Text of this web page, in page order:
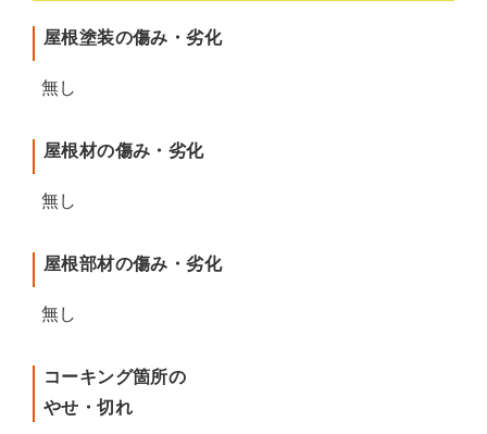
屋根塗装の傷み・劣化
無し
屋根材の傷み・劣化
無し
屋根部材の傷み・劣化
無し
コーキング箇所の
やせ・切れ